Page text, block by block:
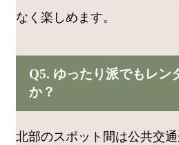
なく楽しめます。
Q5. ゆったり派でもレン
か？
北部のスポット間は公共交